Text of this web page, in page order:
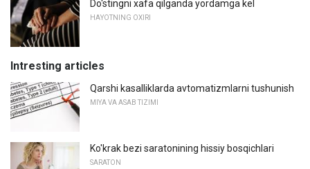
Do'stingni xafa qilganda yordamga kel
HAYOTNING OXIRI
Intresting articles
Qarshi kasalliklarda avtomatizmlarni tushunish
MIYA VA ASAB TIZIMI
Ko'krak bezi saratonining hissiy bosqichlari
SARATON